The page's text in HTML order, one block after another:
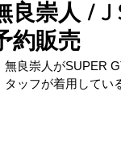
良崇人 / J
約販売
無良崇人がSUPER
タッフが着用してい